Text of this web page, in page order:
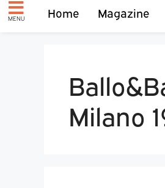
MENU Home Magazine
Milano